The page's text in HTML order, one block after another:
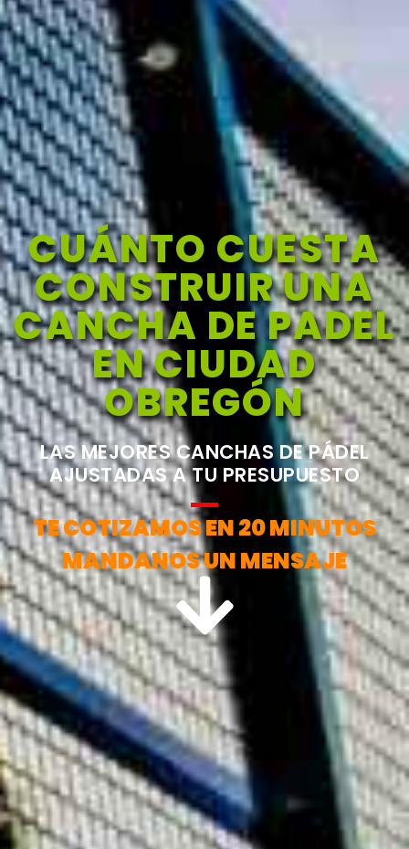
CUÁNTO CUESTA
CONSTRUIR UNA
CANCHA DE PADEL
EN CIUDAD
OBREGÓN
LAS MEJORES CANCHAS DE PÁDEL
AJUSTADAS A TU PRESUPUESTO
TE COTIZAMOS EN 20 MINUTOS
MANDANOS UN MENSAJE